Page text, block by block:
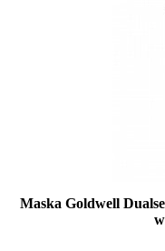
Maska Goldwell